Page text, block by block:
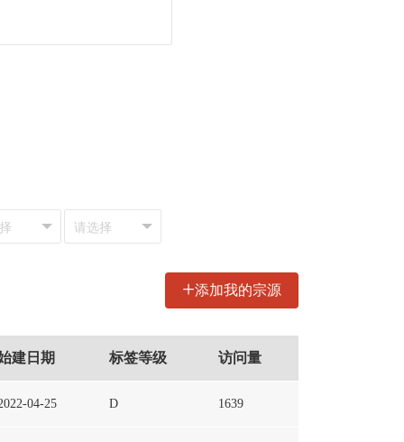
+添加我的宗源
建日期 标签等级 访问量
04-25 D 1639